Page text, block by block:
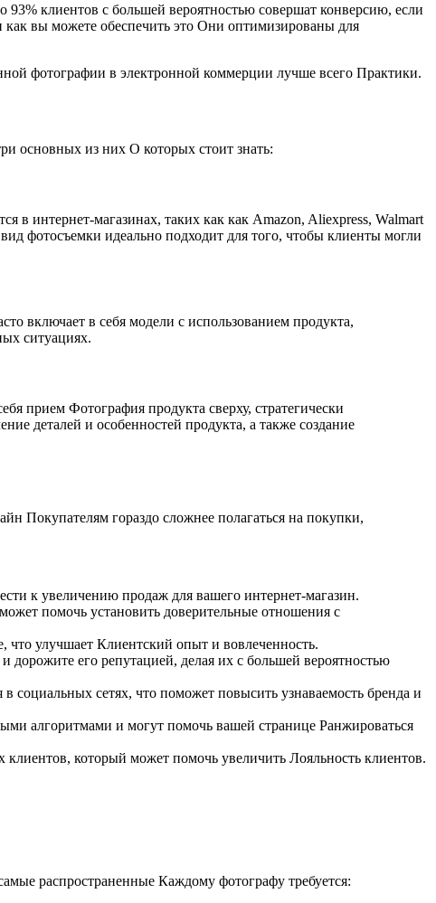
клиентов с большей вероятностью совершат конверсию, если
вы можете обеспечить это Они оптимизированы для
фотографии в электронной коммерции лучше всего Практики.
основных из них О которых стоит знать:
в интернет-магазинах, таких как как Amazon, Aliexpress, Walmart
фотосъемки идеально подходит для того, чтобы клиенты могли
включает в себя модели с использованием продукта,
ситуациях.
прием Фотография продукта сверху, стратегически
деталей и особенностей продукта, а также создание
Покупателям гораздо сложнее полагаться на покупки,
к увеличению продаж для вашего интернет-магазин.
помочь установить доверительные отношения с
что улучшает Клиентский опыт и вовлеченность.
дорожите его репутацией, делая их с большей вероятностью
социальных сетях, что поможет повысить узнаваемость бренда и
алгоритмами и могут помочь вашей странице Ранжироваться
который может помочь увеличить Лояльность клиентов.
распространенные Каждому фотографу требуется: